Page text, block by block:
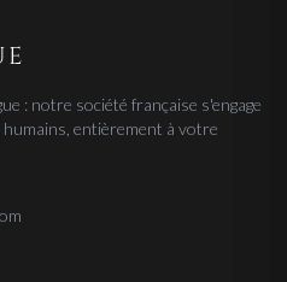
: notre société française s'engage
entièrement à votre